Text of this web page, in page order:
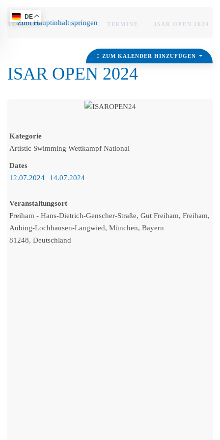
Zum Hauptinhalt springen
STARTSEITE VEREIN TERMINE ISAR OPEN 2024
ZUM KALENDER HINZUFÜGEN
ISAR OPEN 2024
Kategorie
Artistic Swimming Wettkampf National
Dates
12.07.2024 - 14.07.2024
Veranstaltungsort
Freiham - Hans-Dietrich-Genscher-Straße, Gut Freiham, Freiham,
Aubing-Lochhausen-Langwied, München, Bayern
81248, Deutschland
DE